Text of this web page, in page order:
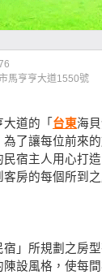
馬亨亨大道1550號
道的「 台東海
了讓每位前來
宿主人用心打
房的每個所到
宿」所規劃之房
陳設風格，使每